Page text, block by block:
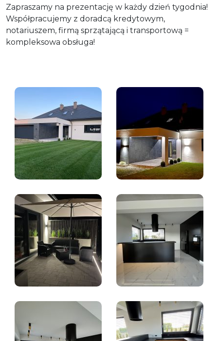
Zapraszamy na prezentację w każdy dzień tygodnia!
Współpracujemy z doradcą kredytowym,
notariuszem, firmą sprzątającą i transportową =
kompleksowa obsługa!